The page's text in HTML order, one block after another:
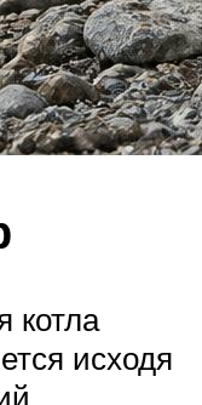
котла
исходя